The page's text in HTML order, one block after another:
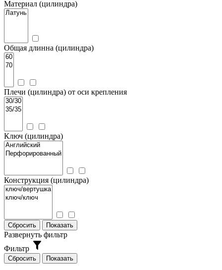
Материал (цилиндра)
Общая длинна (цилиндра)
Плечи (цилиндра) от оси крепления
Ключ (цилиндра)
Конструкция (цилиндра)
Развернуть фильтр
Фильтр